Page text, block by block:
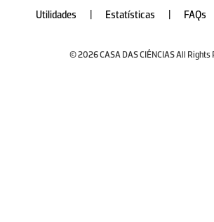
Utilidades
Estatísticas FAQs
© 2026 CASA DAS CIÊNCIAS All Rights